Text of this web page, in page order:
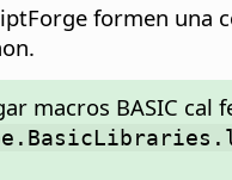
formen una
macros BASIC cal